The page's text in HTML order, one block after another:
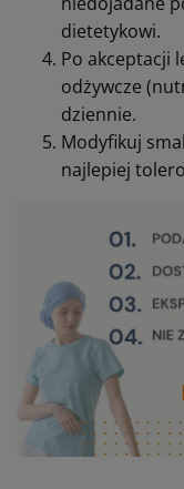
przy
Nie zmuszaj,
Lepiej,
ale
dostał
Plan działania
pojawienia się
posiłków
Zapisz, ile
(prosta lista).
Obserwuj, czy
w tygodniu).